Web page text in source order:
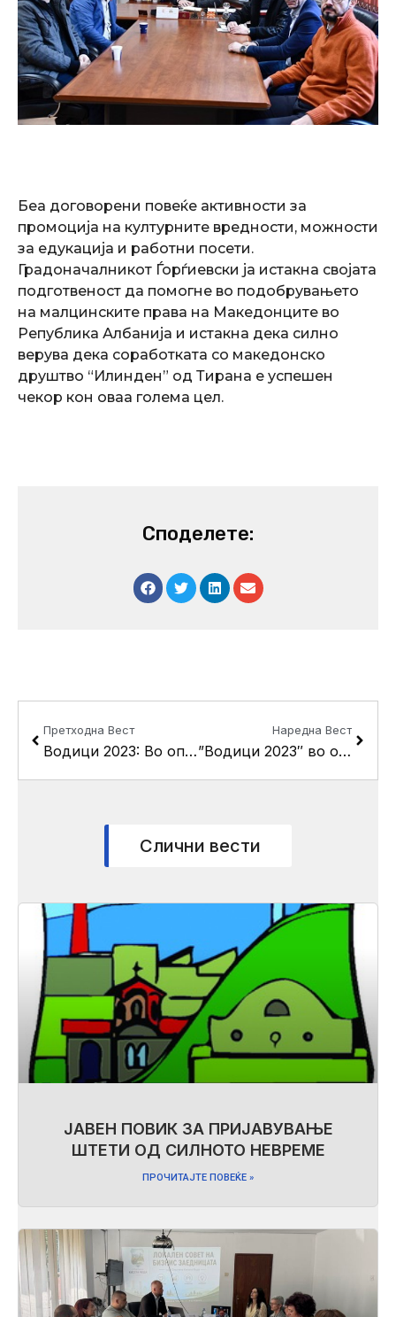
Беа договорени повеќе активности за
промоција на културните вредности, можности
за едукација и работни посети.
Градоначалникот Ѓорѓиевски ја истакна својата
подготвеност да помогне во подобрувањето
на малцинските права на Македонците во
Република Албанија и истакна дека силно
верува дека соработката со македонско
друштво “Илинден” од Тирана е успешен
чекор кон оваа голема цел.
Споделете:
Претходна Вест
Водици 2023: Во oпштина Кисела Вода ќе се положува богојавленскиот крст
Наредна Вест
​”Водици 2023″ во општина Кисела Вода: Сашо Милошeвски по вторпат го фати крстот!
Слични вести
ЈАВЕН ПОВИК ЗА ПРИЈАВУВАЊЕ
ШТЕТИ ОД СИЛНОТО НЕВРЕМЕ
ПРОЧИТАЈТЕ ПОВЕЌЕ »